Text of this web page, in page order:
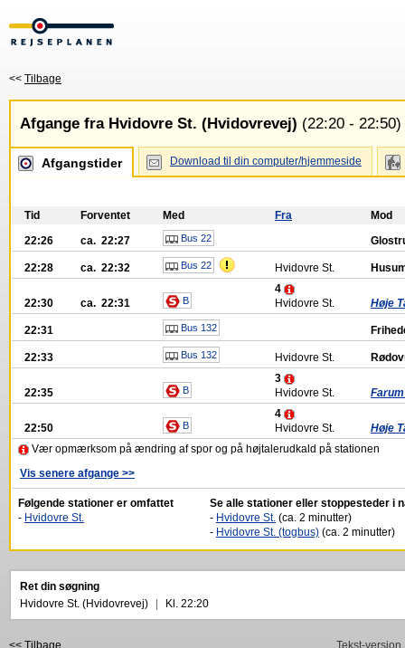
<< Tilbage
Afgange fra Hvidovre St. (Hvidovrevej) (22:20 - 22:50)
Afgangstider Download til din computer/hjemmeside
Tid Forventet Med Fra
Mod
22:26
ca. 22:27 Bus 22
22:28 ca. 22:32 Bus 22 Hvidovre St.
22:30 ca. 22:31 B
4
Hvidovre St.
Høje
22:31 Bus 132
22:33 Bus 132 Hvidovre St.
22:35 B
3
Hvidovre St.
22:50 B
4
Hvidovre St.
Høje
Vær opmærksom på ændring af spor og på højtalerudkald på stationen
Vis senere afgange >>
Følgende stationer er omfattet
- Hvidovre St.
Se alle stationer eller stoppesteder i
- Hvidovre St. (ca. 2 minutter)
- Hvidovre St. (togbus) (ca. 2 minutter)
Ret din søgning
Hvidovre St. (Hvidovrevej)
Kl. 22:20
<< Tilbage Tekst-version